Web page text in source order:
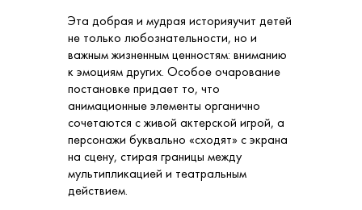
Эта добрая и мудрая историяучит детей
не только любознательности, но и
важным жизненным ценностям: вниманию
к эмоциям других. Особое очарование
постановке придает то, что
анимационные элементы органично
сочетаются с живой актерской игрой, а
персонажи буквально «сходят» с экрана
на сцену, стирая границы между
мультипликацией и театральным
действием.